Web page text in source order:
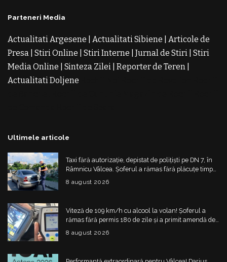
Parteneri Media
Actualitati Argesene Actualitati Sibiene
Articole de
Presa Stiri Online Stiri Interne Jurnal de Stiri Stiri
Media Online
Sinteza Zilei Reporter de Teren
Actualitati Doljene
Ultimele articole
Taxi fără autorizație, depistat de polițiști pe DN 7, în
Râmnicu Vâlcea. Șoferul a rămas fără plăcuțe timp
de 6 luni
8 august 2026
Viteză de 109 km/h cu alcool la volan! Șoferul a
rămas fără permis 180 de zile și a primit amendă de
4.325 de lei
8 august 2026